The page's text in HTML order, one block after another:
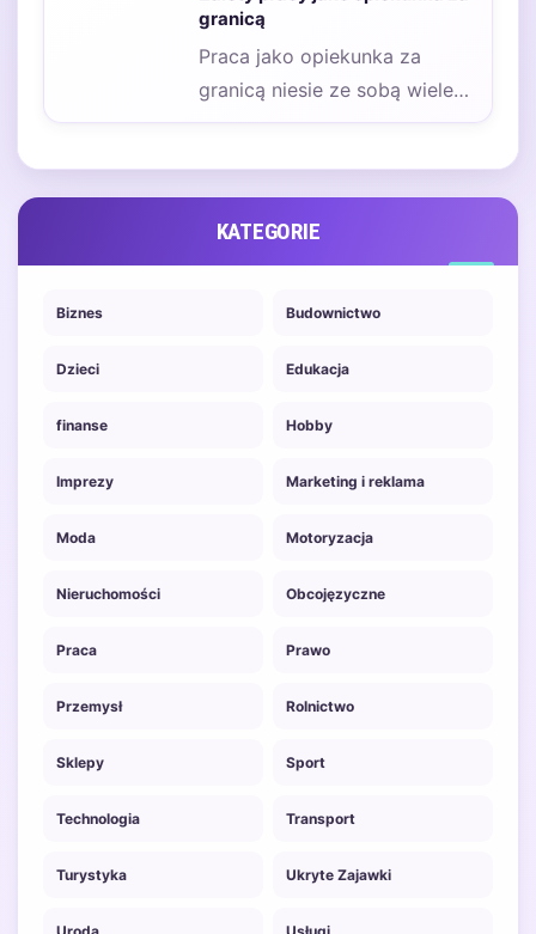
granicą
Praca jako opiekunka za
granicą niesie ze sobą wiele
korzyści, które przyciągają
KATEGORIE
Biznes Budownictwo
Dzieci Edukacja
finanse Hobby
Imprezy Marketing i reklama
Moda Motoryzacja
Nieruchomości Obcojęzyczne
Praca Prawo
Przemysł Rolnictwo
Sklepy Sport
Technologia Transport
Turystyka Ukryte Zajawki